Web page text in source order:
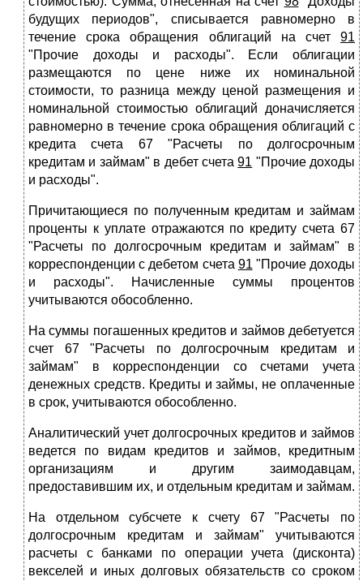
будущих периодов", списывается равномерно в
течение срока обращения облигаций на счет 91
"Прочие доходы и расходы". Если облигации
размещаются по цене ниже их номинальной
стоимости, то разница между ценой размещения и
номинальной стоимостью облигаций доначисляется
равномерно в течение срока обращения облигаций с
кредита счета 67 "Расчеты по долгосрочным
кредитам и займам" в дебет счета91 "Прочие доходы
и расходы".
Причитающиеся по полученным кредитам и займам
проценты к уплате отражаются по кредиту счета 67
"Расчеты по долгосрочным кредитам и займам" в
корреспонденции с дебетом счета 91 "Прочие доходы
и расходы". Начисленные суммы процентов
учитываются обособленно.
На суммы погашенных кредитов и займов дебетуется
счет 67 "Расчеты по долгосрочным кредитам и
займам" в корреспонденции со счетами учета
денежных средств. Кредиты и займы, не оплаченные
в срок, учитываются обособленно.
Аналитический учет долгосрочных кредитов и займов
ведется по видам кредитов и займов, кредитным
организациям и другим заимодавцам,
предоставившим их, и отдельным кредитам и займам.
На отдельном субсчете к счету 67 "Расчеты по
долгосрочным кредитам и займам" учитываются
расчеты с банками по операции учета (дисконта)
векселей и иных долговых обязательств со сроком